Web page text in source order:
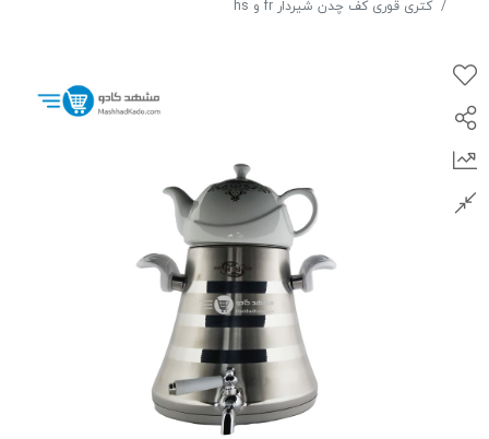
کتری قوری کف چدن شیردار fr و hs